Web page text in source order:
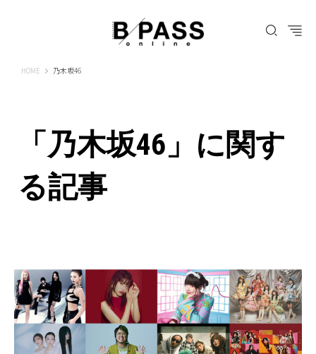
HOME B-PASS ONLINE
乃木坂46
「乃木坂46」に関す
る記事